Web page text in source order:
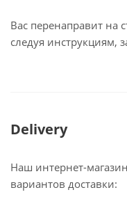
Вас перенаправит на
следуя инструкциям,
Delivery
Наш интернет-
вариантов доставки: